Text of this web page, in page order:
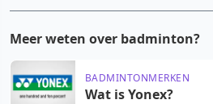
Meer weten over badminton?
BADMINTONMERKEN
Wat is Yonex?